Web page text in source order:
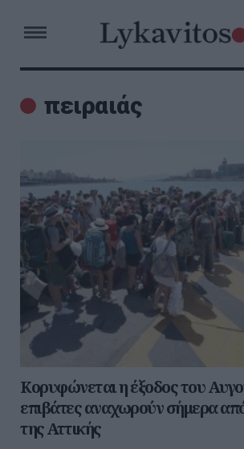
πειραιάς
Κορυφώνεται η έξοδος του
επιβάτες αναχωρούν σήμερα
της Αττικής